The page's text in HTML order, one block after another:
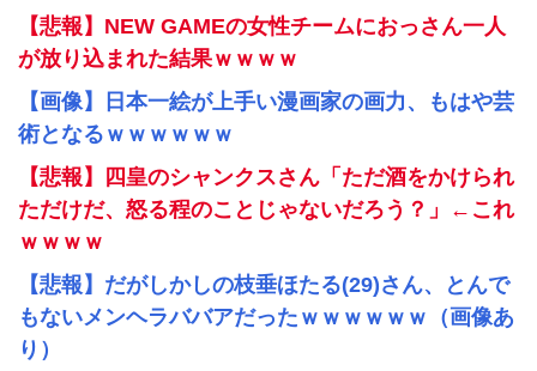
【悲報】NEW GAMEの女性チームにおっさん一人
が放り込まれた結果ｗｗｗｗ
【画像】日本一絵が上手い漫画家の画力、もはや芸
術となるｗｗｗｗｗｗ
【悲報】四皇のシャンクスさん「ただ酒をかけられ
ただけだ、怒る程のことじゃないだろう？」←これ
ｗｗｗｗ
【悲報】だがしかしの枝垂ほたる(29)さん、とんで
もないメンヘラババアだったｗｗｗｗｗｗ（画像あ
り）